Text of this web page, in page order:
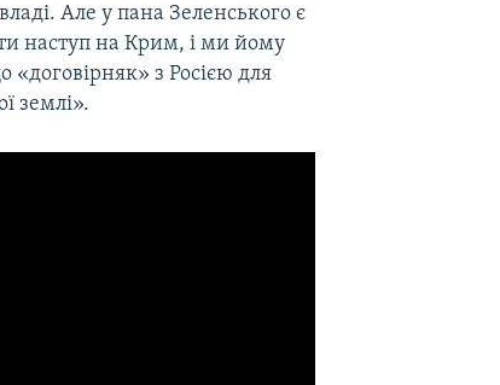
Але у пана Зеленського є
наступ на Крим, і ми йому
з Росією для
землі».